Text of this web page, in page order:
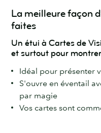
La meilleure façon
faites
Un étui à Cartes de
et surtout pour
Idéal pour présenter
S'ouvre en éventail
par magie
Vos cartes sont